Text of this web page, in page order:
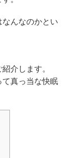
んなのかとい
介します。
真っ当な快眠